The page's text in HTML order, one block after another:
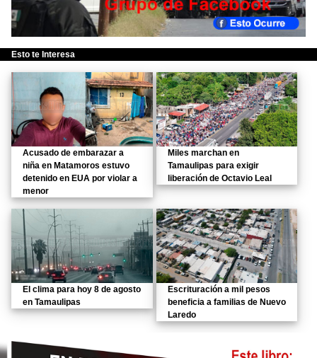
Esto te Interesa
Acusado de embarazar a
niña en Matamoros estuvo
detenido en EUA por violar a
menor
Miles marchan en
Tamaulipas para exigir
liberación de Octavio Leal
El clima para hoy 8 de agosto
en Tamaulipas
Escrituración a mil pesos
beneficia a familias de Nuevo
Laredo